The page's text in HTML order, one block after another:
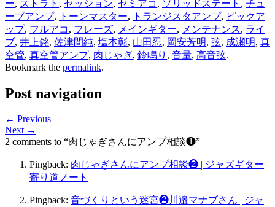
ー, ストラト , セッション, セミアコ , ソリッドステート , チュ
ーブアンプ, トーンマスター, トランジスタアンプ, ピックア
ップ, フルアコ , フレーズ, メインギター, メンテナンス, ライ
ブ, 井上銘, 佐津間純, 塩本彰, 山田忍, 岡安芳明, 弦, 成瀬明, 真
空管, 真空管アンプ, 肉じゃぎ, 鈴鳴り , 音量, 高音弦.
Bookmark the permalink.
Post navigation
← Previous
Next →
2 comments to “肉じゃぎさんにアンプ相談❶”
Pingback: 肉じゃぎさんにアンプ相談❷ | ジャズギター
寄り道ノート
Pingback: 音づくりという迷宮❷川邉マナブさん | ジャ